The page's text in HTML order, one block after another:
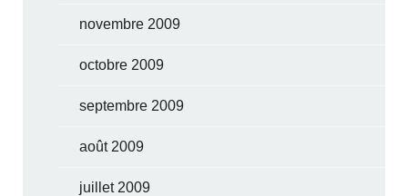
novembre 2009
octobre 2009
septembre 2009
août 2009
juillet 2009